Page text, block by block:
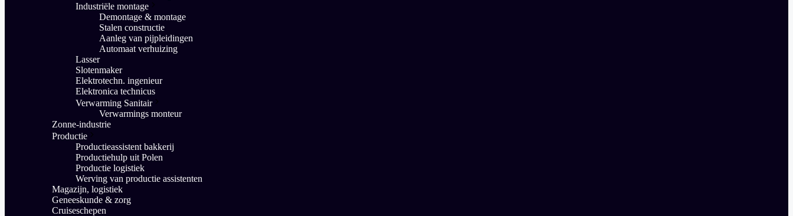
Industriële montage
Demontage & montage
Stalen constructie
Aanleg van pijpleidingen
Automaat verhuizing
Lasser
Slotenmaker
Elektrotechn. ingenieur
Elektronica technicus
Verwarming Sanitair
Verwarmings monteur
Zonne-industrie
Productie
Productieassistent bakkerij
Productiehulp uit Polen
Productie logistiek
Werving van productie assistenten
Magazijn, logistiek
Geneeskunde & zorg
Cruiseschepen